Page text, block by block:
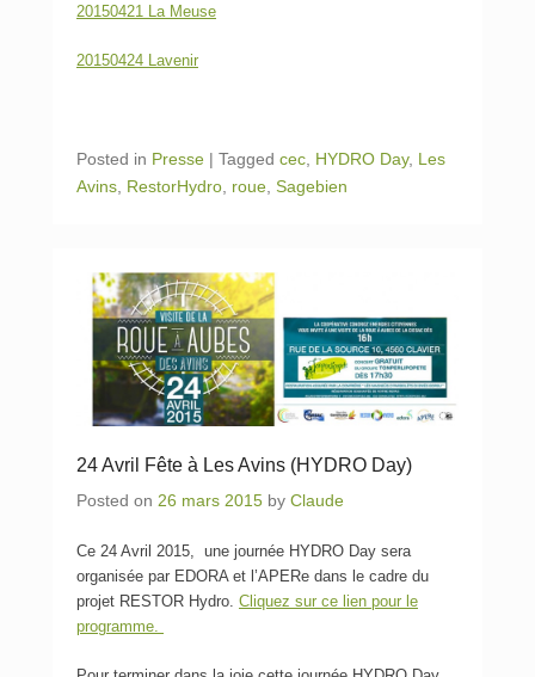
20150421 La Meuse
20150424 Lavenir
Posted in Presse | Tagged cec HYDRO Day, Les
Avins RestorHydro roue Sagebien
24 Avril Fête à Les Avins (HYDRO Day)
Posted on 26 mars 2015 by Claude
Ce 24 Avril 2015, une journée HYDRO Day sera
organisée par EDORA et l’APERe dans le cadre du
projet RESTOR Hydro. Cliquez sur ce lien pour le
programme.